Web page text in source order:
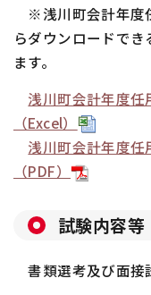
※浅川町会計年度
らダウンロードで
ます。
浅川町会計年度
（Excel）
浅川町会計年度
（PDF）
試験内容等
書類選考及び面接